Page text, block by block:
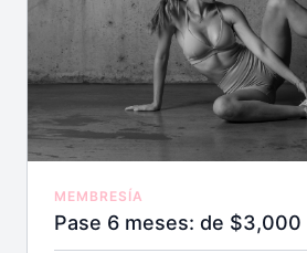
MEMBRESÍA
Pase 6 meses: de $3,000